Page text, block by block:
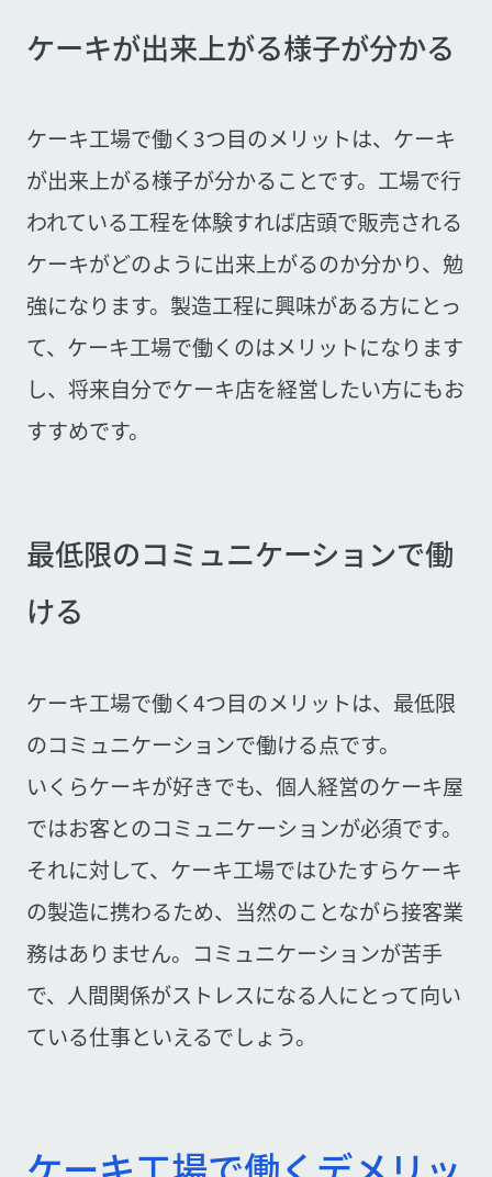
ケーキが出来上がる様子が分かる
ケーキ工場で働く3つ目のメリットは、ケーキ
が出来上がる様子が分かることです。工場で行
われている工程を体験すれば店頭で販売される
ケーキがどのように出来上がるのか分かり、勉
強になります。製造工程に興味がある方にとっ
て、ケーキ工場で働くのはメリットになります
し、将来自分でケーキ店を経営したい方にもお
すすめです。
最低限のコミュニケーションで働
ける
ケーキ工場で働く4つ目のメリットは、最低限
のコミュニケーションで働ける点です。
いくらケーキが好きでも、個人経営のケーキ屋
ではお客とのコミュニケーションが必須です。
それに対して、ケーキ工場ではひたすらケーキ
の製造に携わるため、当然のことながら接客業
務はありません。コミュニケーションが苦手
で、人間関係がストレスになる人にとって向い
ている仕事といえるでしょう。